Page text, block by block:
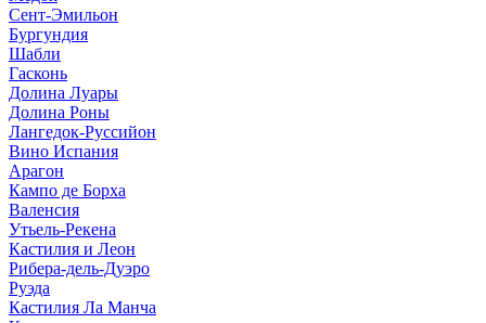
Сент-Эмильон
Бургундия
Шабли
Гасконь
Долина Луары
Долина Роны
Лангедок-Руссийон
Вино Испания
Арагон
Кампо де Борха
Валенсия
Утьель-Рекена
Кастилия и Леон
Рибера-дель-Дуэро
Руэда
Кастилия Ла Манча